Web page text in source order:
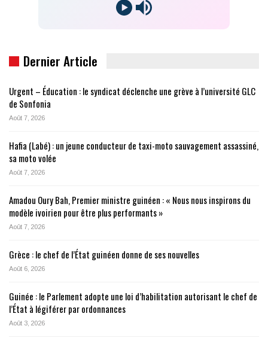
Dernier Article
Urgent – Éducation : le syndicat déclenche une grève à l’université GLC
de Sonfonia
Août 7, 2026
Hafia (Labé) : un jeune conducteur de taxi-moto sauvagement assassiné,
sa moto volée
Août 7, 2026
Amadou Oury Bah, Premier ministre guinéen : « Nous nous inspirons du
modèle ivoirien pour être plus performants »
Août 7, 2026
Grèce : le chef de l’État guinéen donne de ses nouvelles
Août 6, 2026
Guinée : le Parlement adopte une loi d’habilitation autorisant le chef de
l’État à légiférer par ordonnances
Août 3, 2026